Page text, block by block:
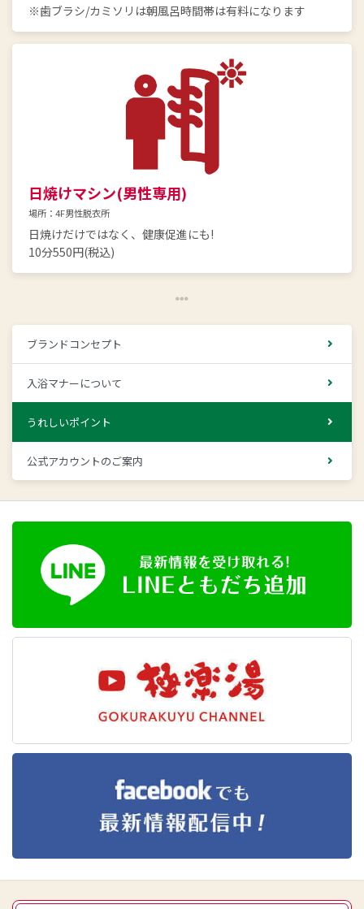
※歯ブラシ/カミソリは朝風呂時間帯は有料になります
日焼けマシン(男性専用)
場所：4F男性脱衣所
日焼けだけではなく、健康促進にも!
10分550円(税込)
ブランドコンセプト
入浴マナーについて
うれしいポイント
公式アカウントのご案内